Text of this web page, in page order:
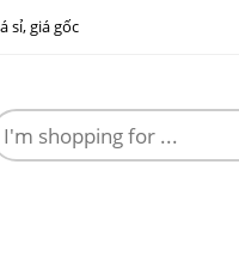
sỉ, giá gốc